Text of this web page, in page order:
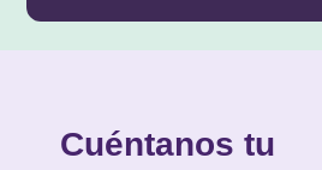
Cuéntanos tu